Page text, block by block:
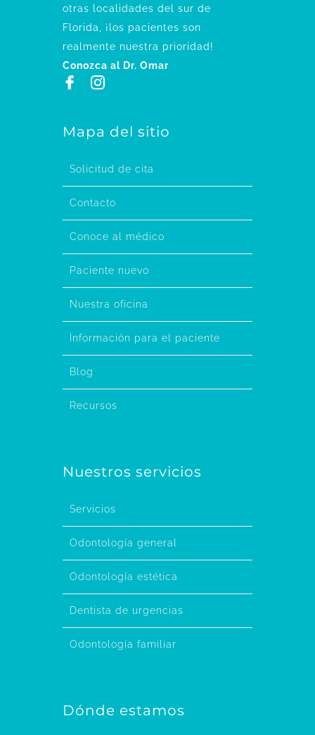
otras localidades del sur de
Florida, ¡los pacientes son
realmente nuestra prioridad!
Conozca al Dr. Omar
Mapa del sitio
Solicitud de cita
Contacto
Conoce al médico
Paciente nuevo
Nuestra oficina
Información para el paciente
Blog
Recursos
Nuestros servicios
Servicios
Odontología general
Odontología estética
Dentista de urgencias
Odontología familiar
Dónde estamos